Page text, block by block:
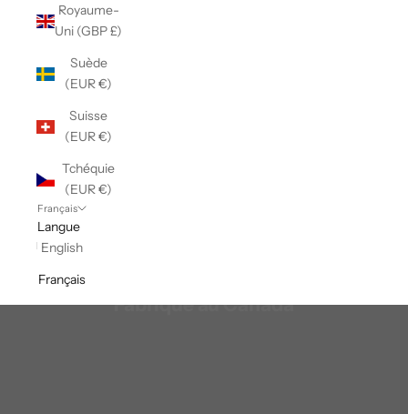
Royaume-
Uni (GBP £)
Suède
(EUR €)
Suisse
(EUR €)
Tchéquie
(EUR €)
Français
Langue
English
Français
Fabriqué au Canada